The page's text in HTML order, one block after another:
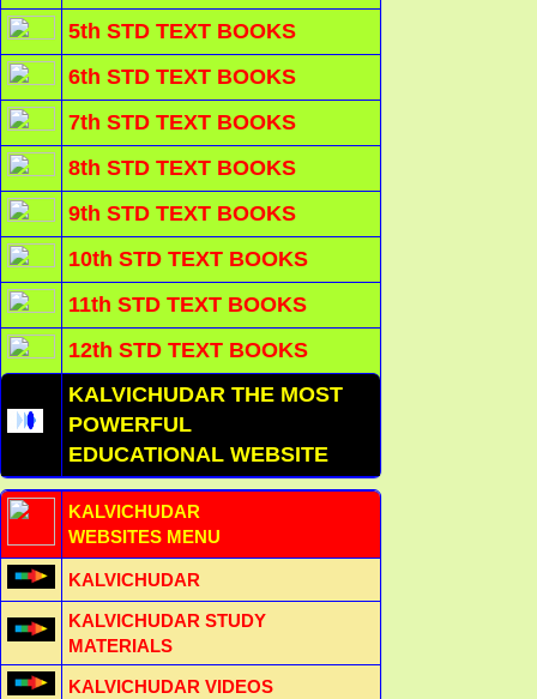
5th STD TEXT BOOKS
6th STD TEXT BOOKS
7th STD TEXT BOOKS
8th STD TEXT BOOKS
9th STD TEXT BOOKS
10th STD TEXT BOOKS
11th STD TEXT BOOKS
12th STD TEXT BOOKS
KALVICHUDAR THE MOST
POWERFUL
EDUCATIONAL WEBSITE
KALVICHUDAR
WEBSITES MENU
KALVICHUDAR
KALVICHUDAR STUDY
MATERIALS
KALVICHUDAR VIDEOS